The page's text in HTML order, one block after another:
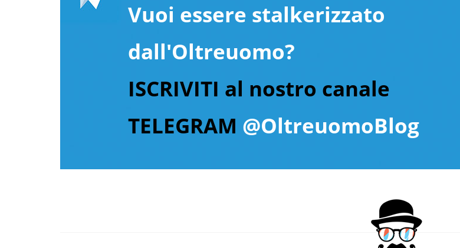
Vuoi essere stalkerizzato
dall'Oltreuomo?
ISCRIVITI al nostro canale
TELEGRAM @OltreuomoBlog